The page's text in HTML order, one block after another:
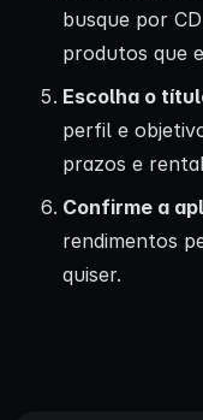
busque por
produtos que
Escolha o
perfil e
prazos e
Confirme a
rendimentos
quiser.